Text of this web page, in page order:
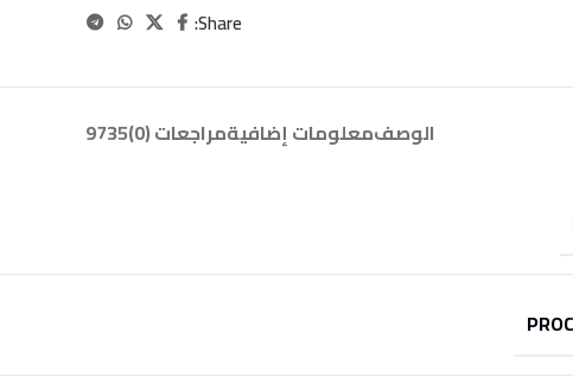
Share:
الوصفمعلومات إضافيةمراجعات (0) 9735